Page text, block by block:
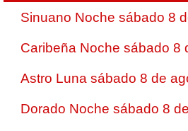
Sinuano Noche sábado 8
Caribeña Noche sábado 8
Astro Luna sábado 8 de
Dorado Noche sábado 8